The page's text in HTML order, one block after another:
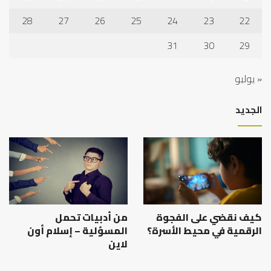
22
23
24
25
26
27
28
29
30
31
« يوليو
الجديد
كيف نقضي على الفجوة
الرقمية في محيط الأسرة؟
من أدبيات تحمل
المسؤلية – إسلام أون
لاين